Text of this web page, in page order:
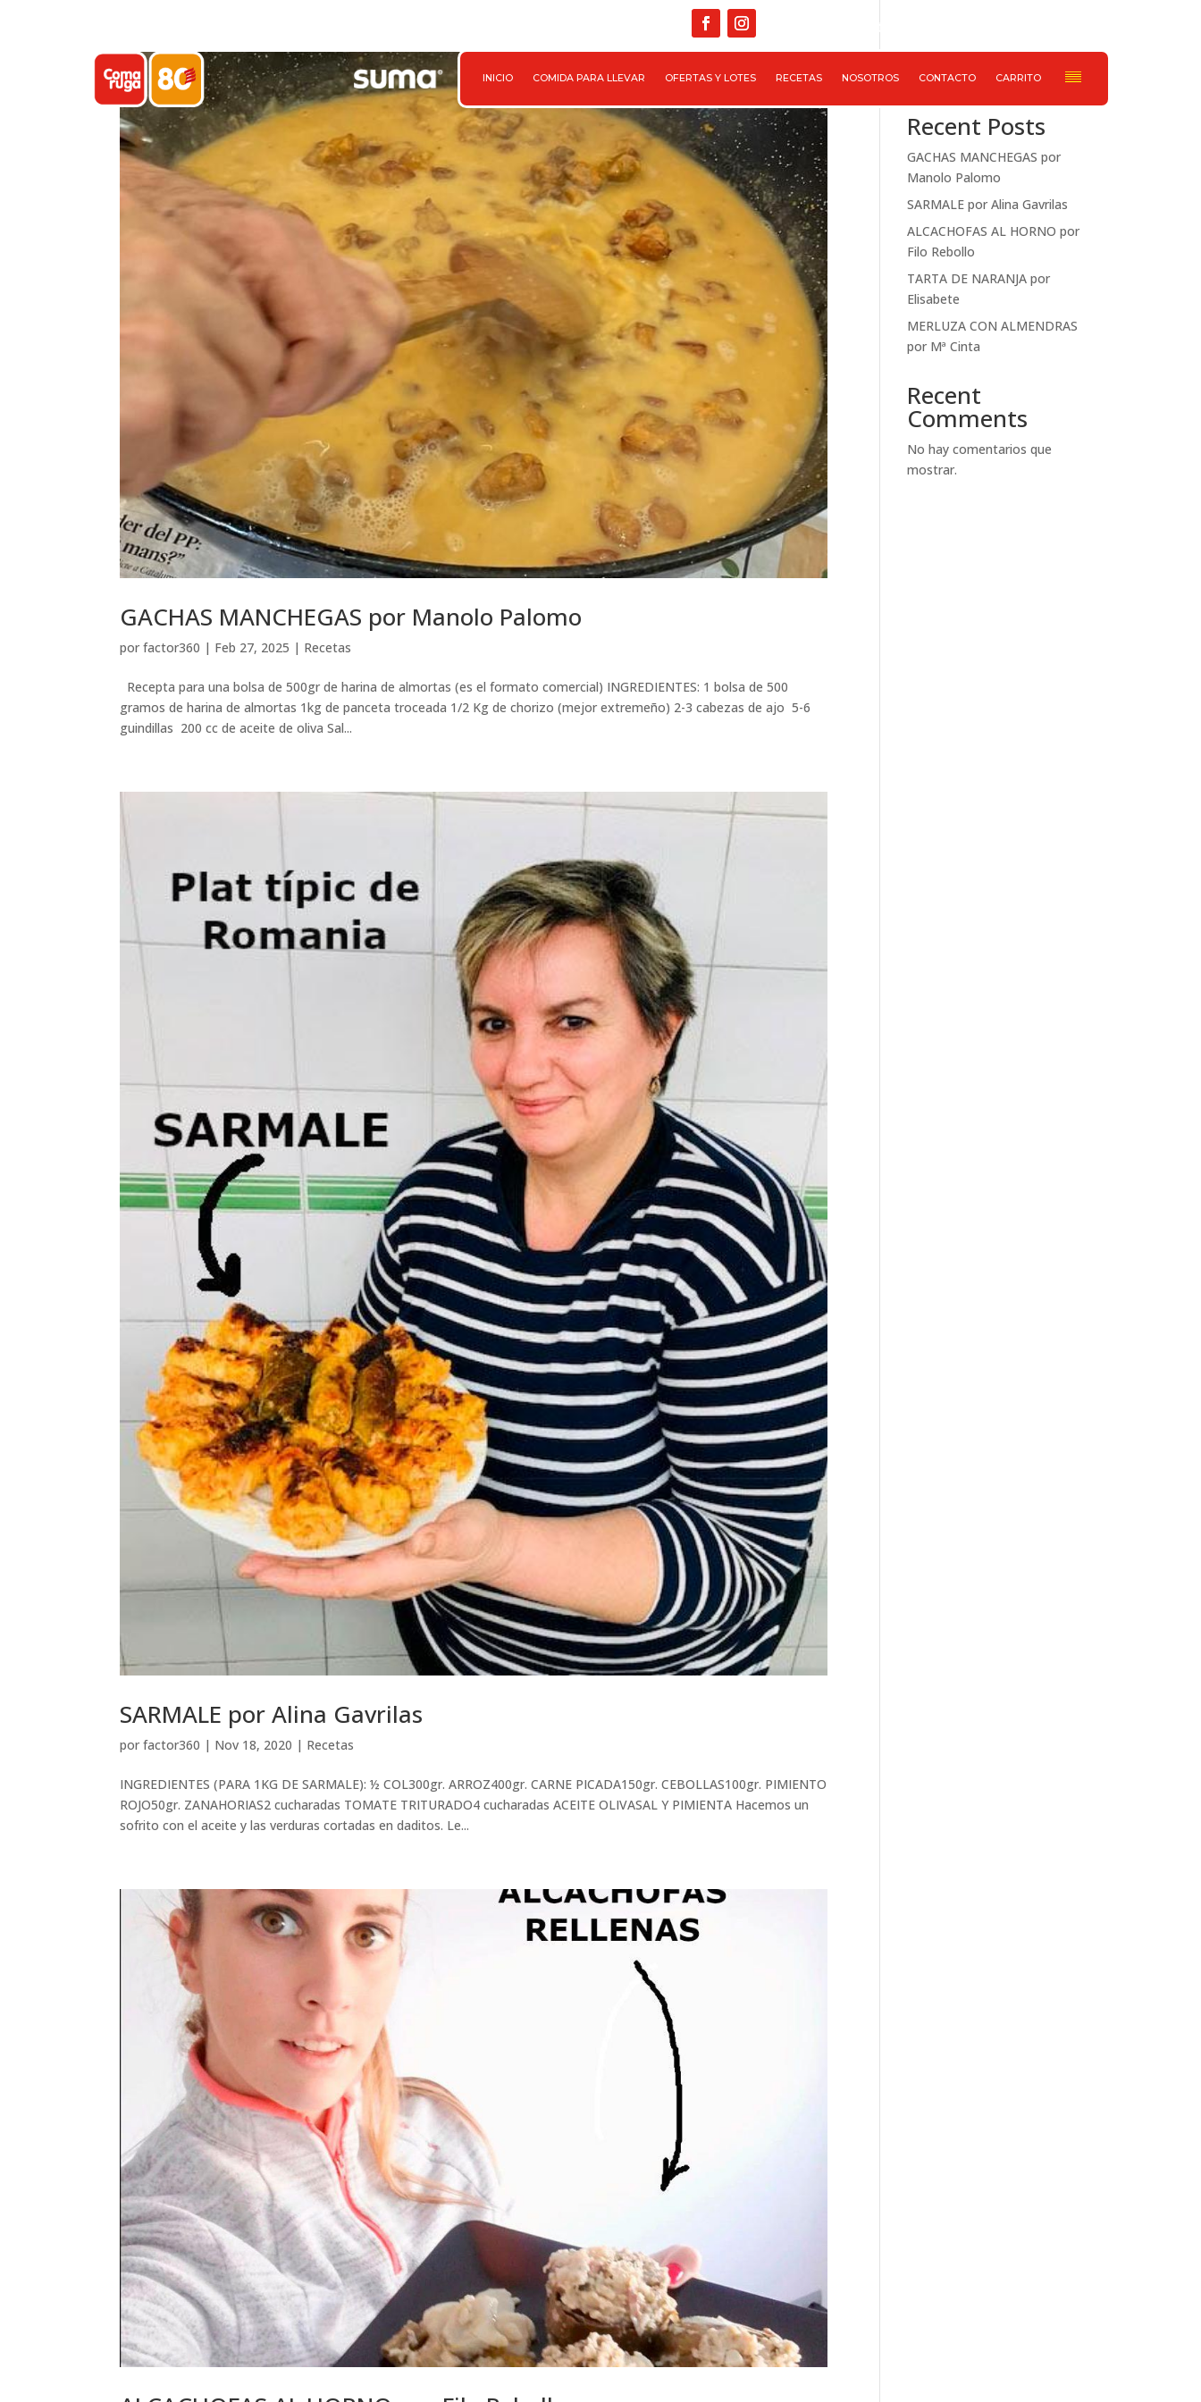
Haz ahora tu pedido
INICIO COMIDA PARA LLEVAR OFERTAS Y LOTES RECETAS NOSOTROS CONTACTO CARRITO
GACHAS MANCHEGAS por Manolo Palomo
porfactor360 | Feb 27, 2025 | Recetas
Recepta para una bolsa de 500gr de harina de almortas (es el formato comercial) INGREDIENTES: 1 bolsa de 500
gramos de harina de almortas 1kg de panceta troceada 1/2 Kg de chorizo (mejor extremeño) 2-3 cabezas de ajo 5-6
guindillas 200 cc de aceite de oliva Sal...
SARMALE por Alina Gavrilas
porfactor360 | Nov 18, 2020 | Recetas
INGREDIENTES (PARA 1KG DE SARMALE): ½ COL300gr. ARROZ400gr. CARNE PICADA150gr. CEBOLLAS100gr. PIMIENTO
ROJO50gr. ZANAHORIAS2 cucharadas TOMATE TRITURADO4 cucharadas ACEITE OLIVASAL Y PIMIENTA Hacemos un
sofrito con el aceite y las verduras cortadas en daditos. Le...
Buscar
Recent Posts
GACHAS MANCHEGAS por
Manolo Palomo
SARMALE por Alina Gavrilas
ALCACHOFAS AL HORNO por
Filo Rebollo
TARTA DE NARANJA por
Elisabete
MERLUZA CON ALMENDRAS
por Mª Cinta
Recent
Comments
No hay comentarios que
mostrar.